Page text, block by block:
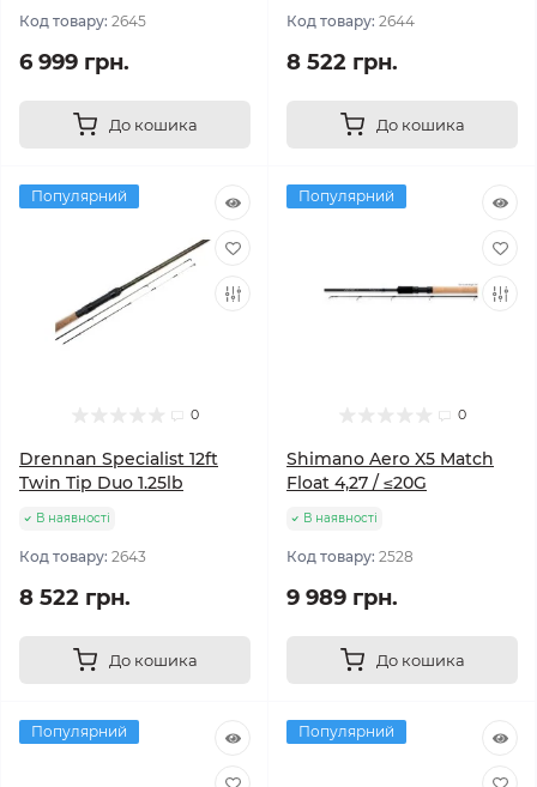
Код товару: 2645
6 999 грн.
До кошика
Код товару: 2644
8 522 грн.
До кошика
Популярний
0
Drennan Specialist 12ft
Twin Tip Duo 1.25lb
В наявності
Код товару: 2643
8 522 грн.
До кошика
Популярний
0
Shimano Aero X5 Match
Float 4,27 / ≤20G
В наявності
Код товару: 2528
9 989 грн.
До кошика
Популярний Популярний